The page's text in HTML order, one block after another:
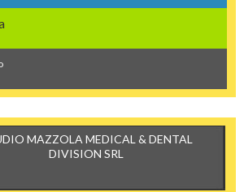
MAZZOLA MEDICAL & DENTAL
DIVISION SRL